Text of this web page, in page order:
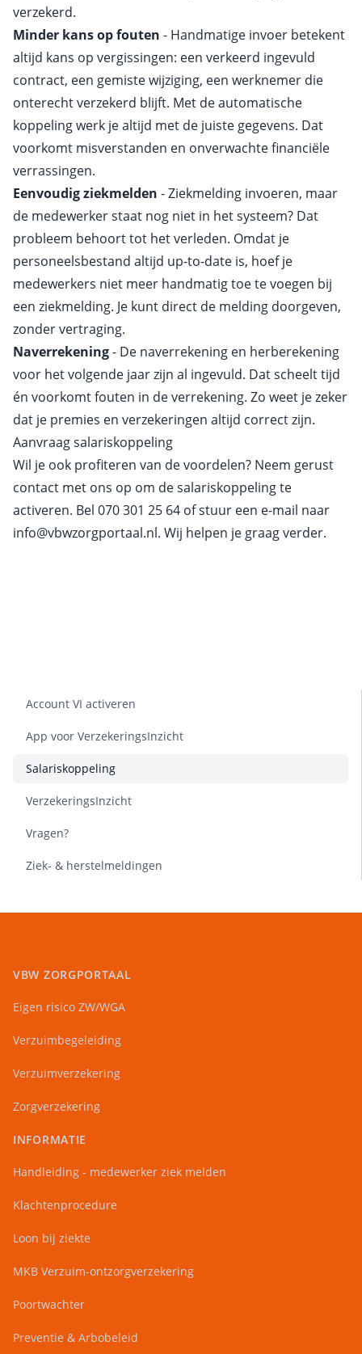
verzekerd.
Minder kans op fouten - Handmatige invoer betekent
altijd kans op vergissingen: een verkeerd ingevuld
contract, een gemiste wijziging, een werknemer die
onterecht verzekerd blijft. Met de automatische
koppeling werk je altijd met de juiste gegevens. Dat
voorkomt misverstanden en onverwachte financiële
verrassingen.
Eenvoudig ziekmelden - Ziekmelding invoeren, maar
de medewerker staat nog niet in het systeem? Dat
probleem behoort tot het verleden. Omdat je
personeelsbestand altijd up-to-date is, hoef je
medewerkers niet meer handmatig toe te voegen bij
een ziekmelding. Je kunt direct de melding doorgeven,
zonder vertraging.
Naverrekening- De naverrekening en herberekening
voor het volgende jaar zijn al ingevuld. Dat scheelt tijd
én voorkomt fouten in de verrekening. Zo weet je zeker
dat je premies en verzekeringen altijd correct zijn.
Aanvraag salariskoppeling
Wil je ook profiteren van de voordelen? Neem gerust
contact met ons op om de salariskoppeling te
activeren. Bel 070 301 25 64 of stuur een e-mail naar
info@vbwzorgportaal.nl. Wij helpen je graag verder.
Account VI activeren
App voor VerzekeringsInzicht
Salariskoppeling
VerzekeringsInzicht
Vragen?
Ziek- & herstelmeldingen
VBW ZORGPORTAAL
Eigen risico ZW/WGA
Verzuimbegeleiding
Verzuimverzekering
Zorgverzekering
INFORMATIE
Handleiding - medewerker ziek melden
Klachtenprocedure
Loon bij ziekte
MKB Verzuim-ontzorgverzekering
Poortwachter
Preventie & Arbobeleid